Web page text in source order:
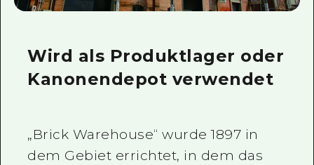
Wird als Produktlager oder
Kanonendepot verwendet
„Brick Warehouse“ wurde 1897 in
dem Gebiet errichtet, in dem das